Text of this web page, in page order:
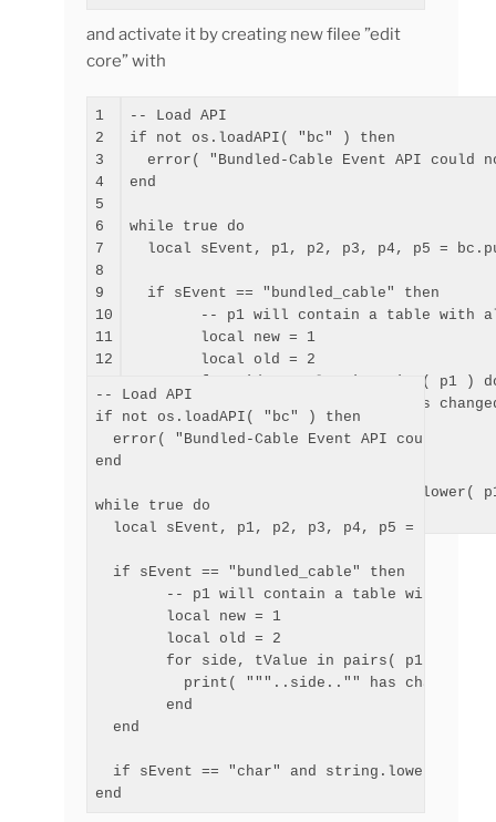
and activate it by creating new filee ”edit
core” with
1
2
3
4
5
6
7
8
9
10
11
12
15
17
--
if not os.loadAPI ( " bc" )
then
error ( " Bundled-Cable Event API could
end
while true
do
local sEvent, p1, p2, p3, p4, p5 =
if sEvent == " bundled_cable"
then
-- p1 will contain a table with
local new = 1
local old = 2
for
side, tValue in pairs ( p1 )
print
has
end
end
and string.lower (
end
-- Load API
if not os.loadAPI( "bc" ) then
error( "Bundled-Cable Event API could not
end
while true do
local sEvent, p1, p2, p3, p4, p5 =
  if sEvent == "bundled_cable" then
-- p1 will contain a table with all
        local new = 1
        local old = 2
        for side, tValue in pairs( p1 ) do
print( """..side.."" has changed
        end
  end
if sEvent == "char" and string.lower( p1 )
end